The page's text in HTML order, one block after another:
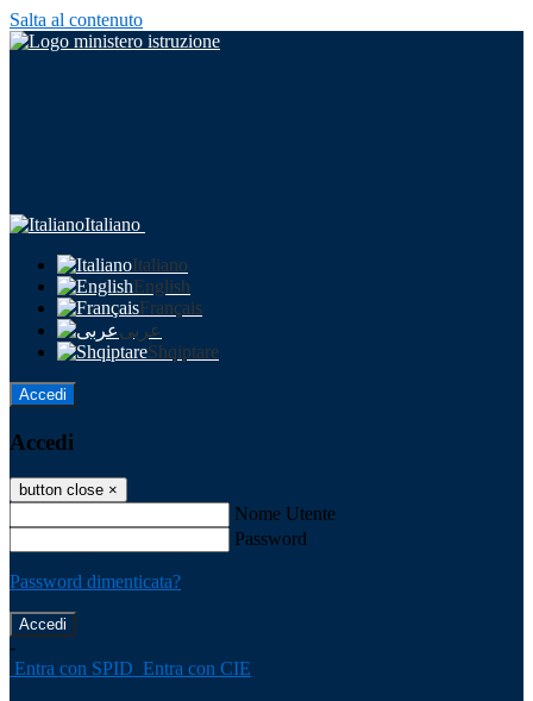
Salta al contenuto
Italiano
Italiano
English
Français
عربى
Shqiptare
Accedi
Accedi
button close ×
Nome Utente
Password
Password dimenticata?
-
Entra con SPID Entra con CIE